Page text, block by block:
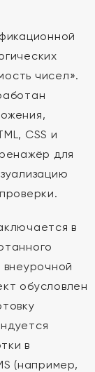
чисел».
CSS и
для
в
обусловлен
в
(например,